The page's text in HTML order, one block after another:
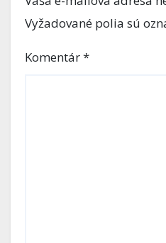
Vyžadované polia sú
Komentár*